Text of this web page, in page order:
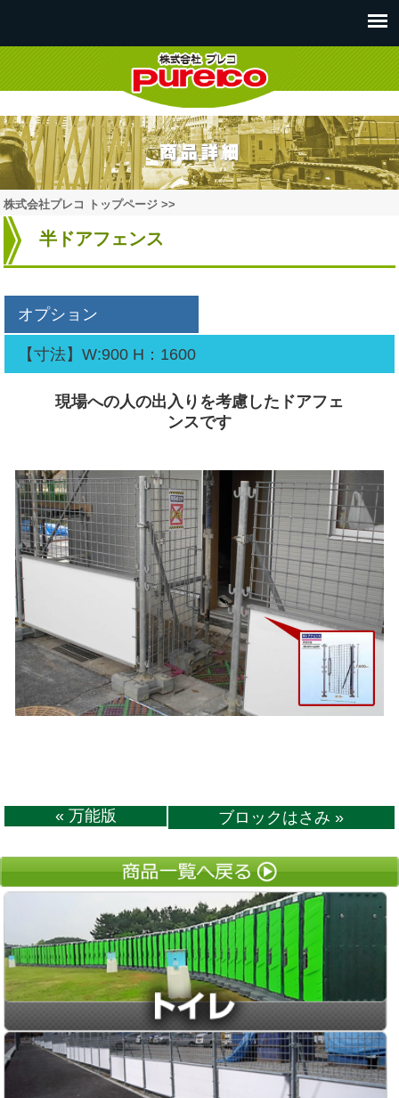
株式会社プレコ トップページ >>
半ドアフェンス
オプション
【寸法】W:900 H：1600
現場への人の出入りを考慮したドアフェ
ンスです
« 万能版 ブロックはさみ »